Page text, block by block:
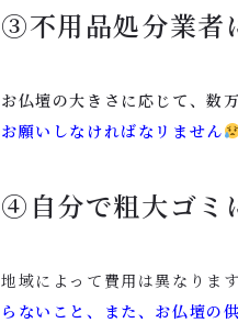
③不用品処分業者
お仏壇の大きさに応じて、数
お願いしなければなリません
④自分で粗大ゴミ
地域によって費用は異なります
らないこと、また、お仏壇の